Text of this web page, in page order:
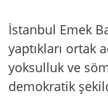
İstanbul Emek
yaptıkları ortak
yoksulluk ve
demokratik